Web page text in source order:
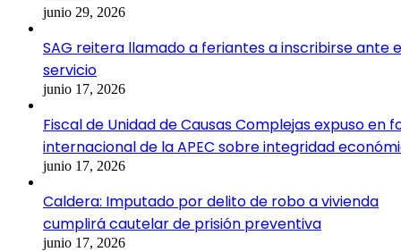
junio 29, 2026
SAG reitera llamado a feriantes a inscribirse ante
servicio
junio 17, 2026
Fiscal de Unidad de Causas Complejas expuso en
internacional de la APEC sobre integridad
junio 17, 2026
Caldera: Imputado por delito de robo a vivienda
cumplirá cautelar de prisión preventiva
junio 17, 2026